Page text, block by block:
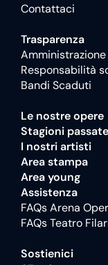
Contattaci
Trasparenza
Responsabilità
Bandi Scaduti
Le nostre opere
Stagioni passate
I nostri artisti
Area stampa
Area young
Assistenza
FAQs Arena
FAQs Teatro
Sostienici